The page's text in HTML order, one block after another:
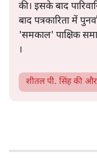
की। इसके बाद
बाद पत्रकारिता में
'समकाल' पाक्षिक
।
शीतल पी. सिंहकी और